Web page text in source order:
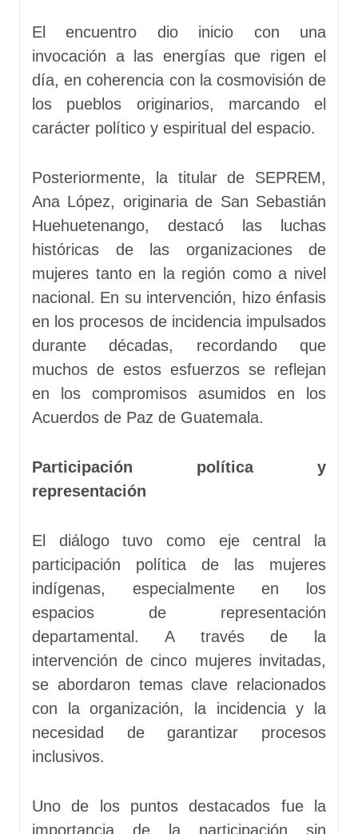
El encuentro dio inicio con una
invocación a las energías que rigen el
día, en coherencia con la cosmovisión de
los pueblos originarios, marcando el
carácter político y espiritual del espacio.
Posteriormente, la titular de SEPREM,
Ana López, originaria de San Sebastián
Huehuetenango, destacó las luchas
históricas de las organizaciones de
mujeres tanto en la región como a nivel
nacional. En su intervención, hizo énfasis
en los procesos de incidencia impulsados
durante décadas, recordando que
muchos de estos esfuerzos se reflejan
en los compromisos asumidos en los
Acuerdos de Paz de Guatemala.
Participación política y
representación
El diálogo tuvo como eje central la
participación política de las mujeres
indígenas, especialmente en los
espacios de representación
departamental. A través de la
intervención de cinco mujeres invitadas,
se abordaron temas clave relacionados
con la organización, la incidencia y la
necesidad de garantizar procesos
inclusivos.
Uno de los puntos destacados fue la
importancia de la participación sin